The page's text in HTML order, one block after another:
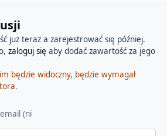
już teraz a zarejestrować się później.
zaloguj się aby dodać zawartość za jego
będzie widoczny, będzie wymagał